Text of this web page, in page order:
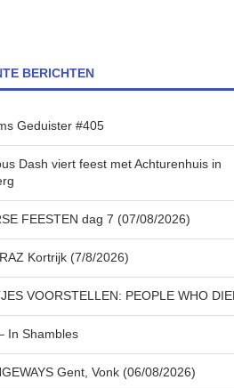
BERICHTEN
Geduister #405
Dash viert feest met Achturenhuis in
FEESTEN dag 7 (07/08/2026)
Kortrijk (7/8/2026)
VOORSTELLEN: PEOPLE WHO
In Shambles
Gent, Vonk (06/08/2026)